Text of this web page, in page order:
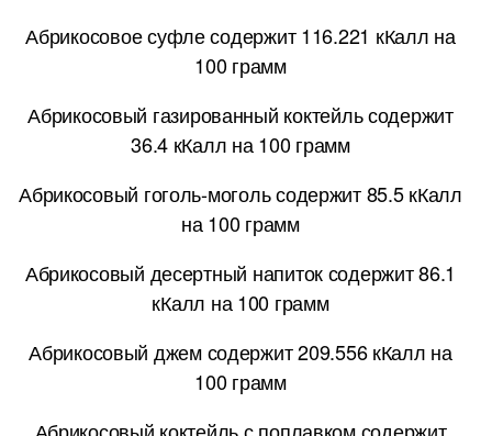
Абрикосовое суфле содержит 116.221 кКалл на
100 грамм
Абрикосовый газированный коктейль содержит
36.4 кКалл на 100 грамм
Абрикосовый гоголь-моголь содержит 85.5 кКалл
на 100 грамм
Абрикосовый десертный напиток содержит 86.1
кКалл на 100 грамм
Абрикосовый джем содержит 209.556 кКалл на
100 грамм